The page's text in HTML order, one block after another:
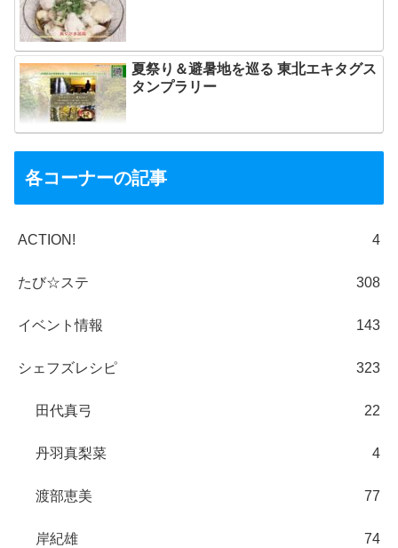
夏祭り＆避暑地を巡る 東北エキタグス
タンプラリー
各コーナーの記事
ACTION! 4
たび☆ステ 308
イベント情報 143
シェフズレシピ 323
田代真弓 22
丹羽真梨菜 4
渡部恵美 77
岸紀雄 74